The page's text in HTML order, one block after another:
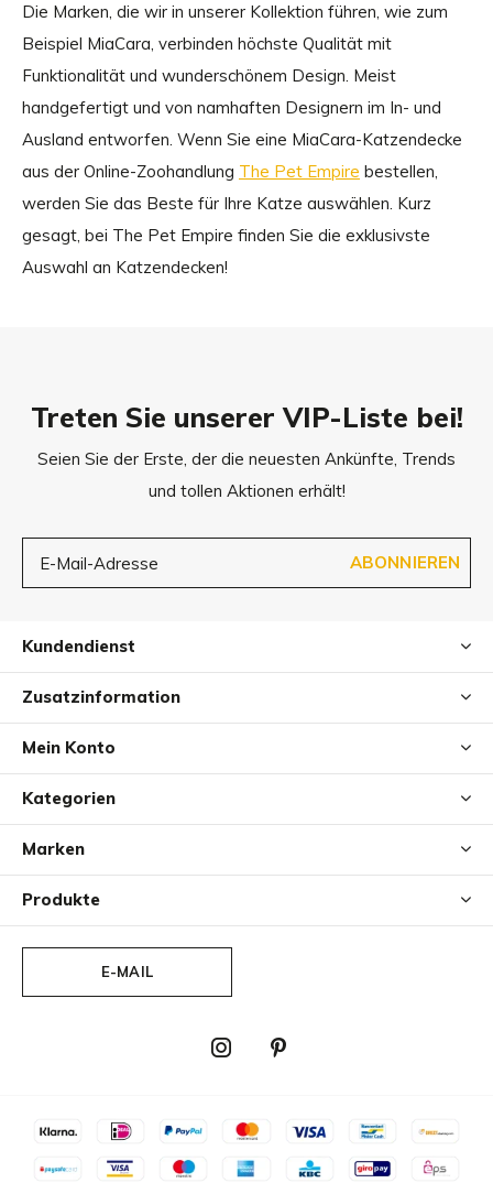
Die Marken, die wir in unserer Kollektion führen, wie zum
Beispiel MiaCara, verbinden höchste Qualität mit
Funktionalität und wunderschönem Design. Meist
handgefertigt und von namhaften Designern im In- und
Ausland entworfen. Wenn Sie eine MiaCara-Katzendecke
aus der Online-Zoohandlung The Pet Empire bestellen,
werden Sie das Beste für Ihre Katze auswählen. Kurz
gesagt, bei The Pet Empire finden Sie die exklusivste
Auswahl an Katzendecken!
Treten Sie unserer VIP-Liste bei!
Seien Sie der Erste, der die neuesten Ankünfte, Trends
und tollen Aktionen erhält!
ABONNIEREN
Kundendienst
Zusatzinformation
Mein Konto
Kategorien
Marken
Produkte
E-MAIL